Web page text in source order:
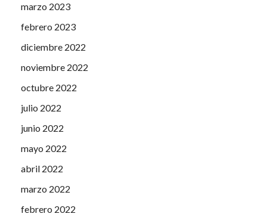
marzo 2023
febrero 2023
diciembre 2022
noviembre 2022
octubre 2022
julio 2022
junio 2022
mayo 2022
abril 2022
marzo 2022
febrero 2022